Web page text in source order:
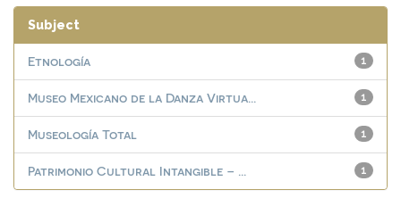
Subject
1
Etnología
1
Museo Mexicano de la Danza Virtua...
1
Museología Total
1
Patrimonio Cultural Intangible – ...